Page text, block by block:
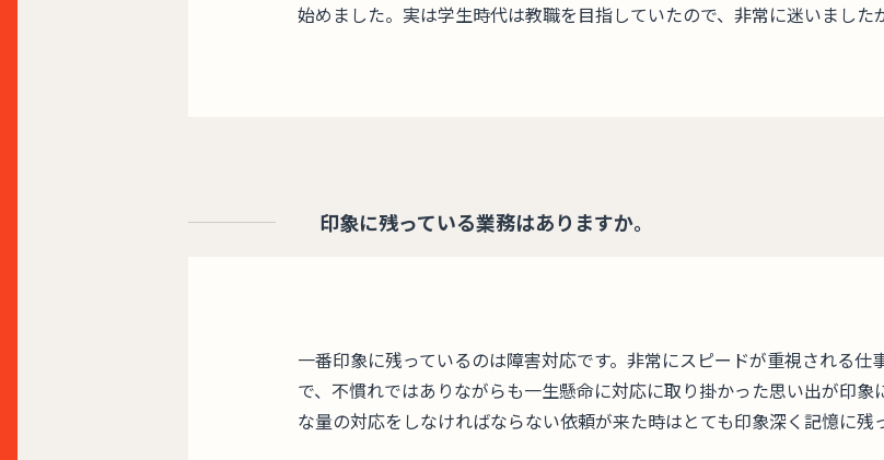
始めました。実は学生時代は教職を目指していたので、非常に迷いました
印象に残っている業務はありますか。
一番印象に残っているのは障害対応です。非常にスピードが重視される仕
で、不慣れではありながらも一生懸命に対応に取り掛かった思い出が印象
な量の対応をしなければならない依頼が来た時はとても印象深く記憶に残